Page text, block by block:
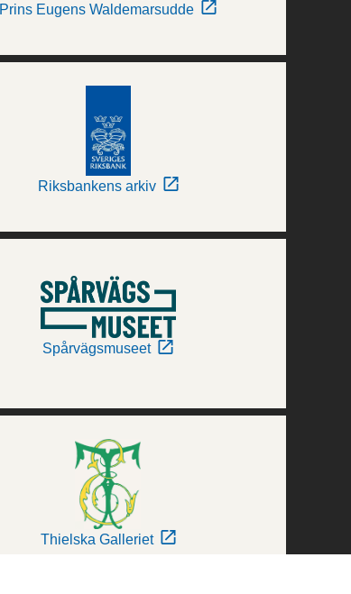
Prins Eugens Waldemarsudde
Riksbankens arkiv
Spårvägsmuseet
Thielska Galleriet